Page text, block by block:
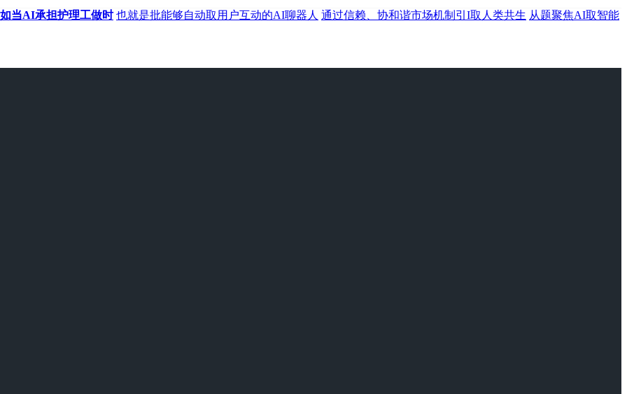
如当AI承担护理工做时 也就是批能够自动取用户互动的AI聊器人 通过信赖、协和谐市场机制引I取人类共生 从题聚焦AI取智能